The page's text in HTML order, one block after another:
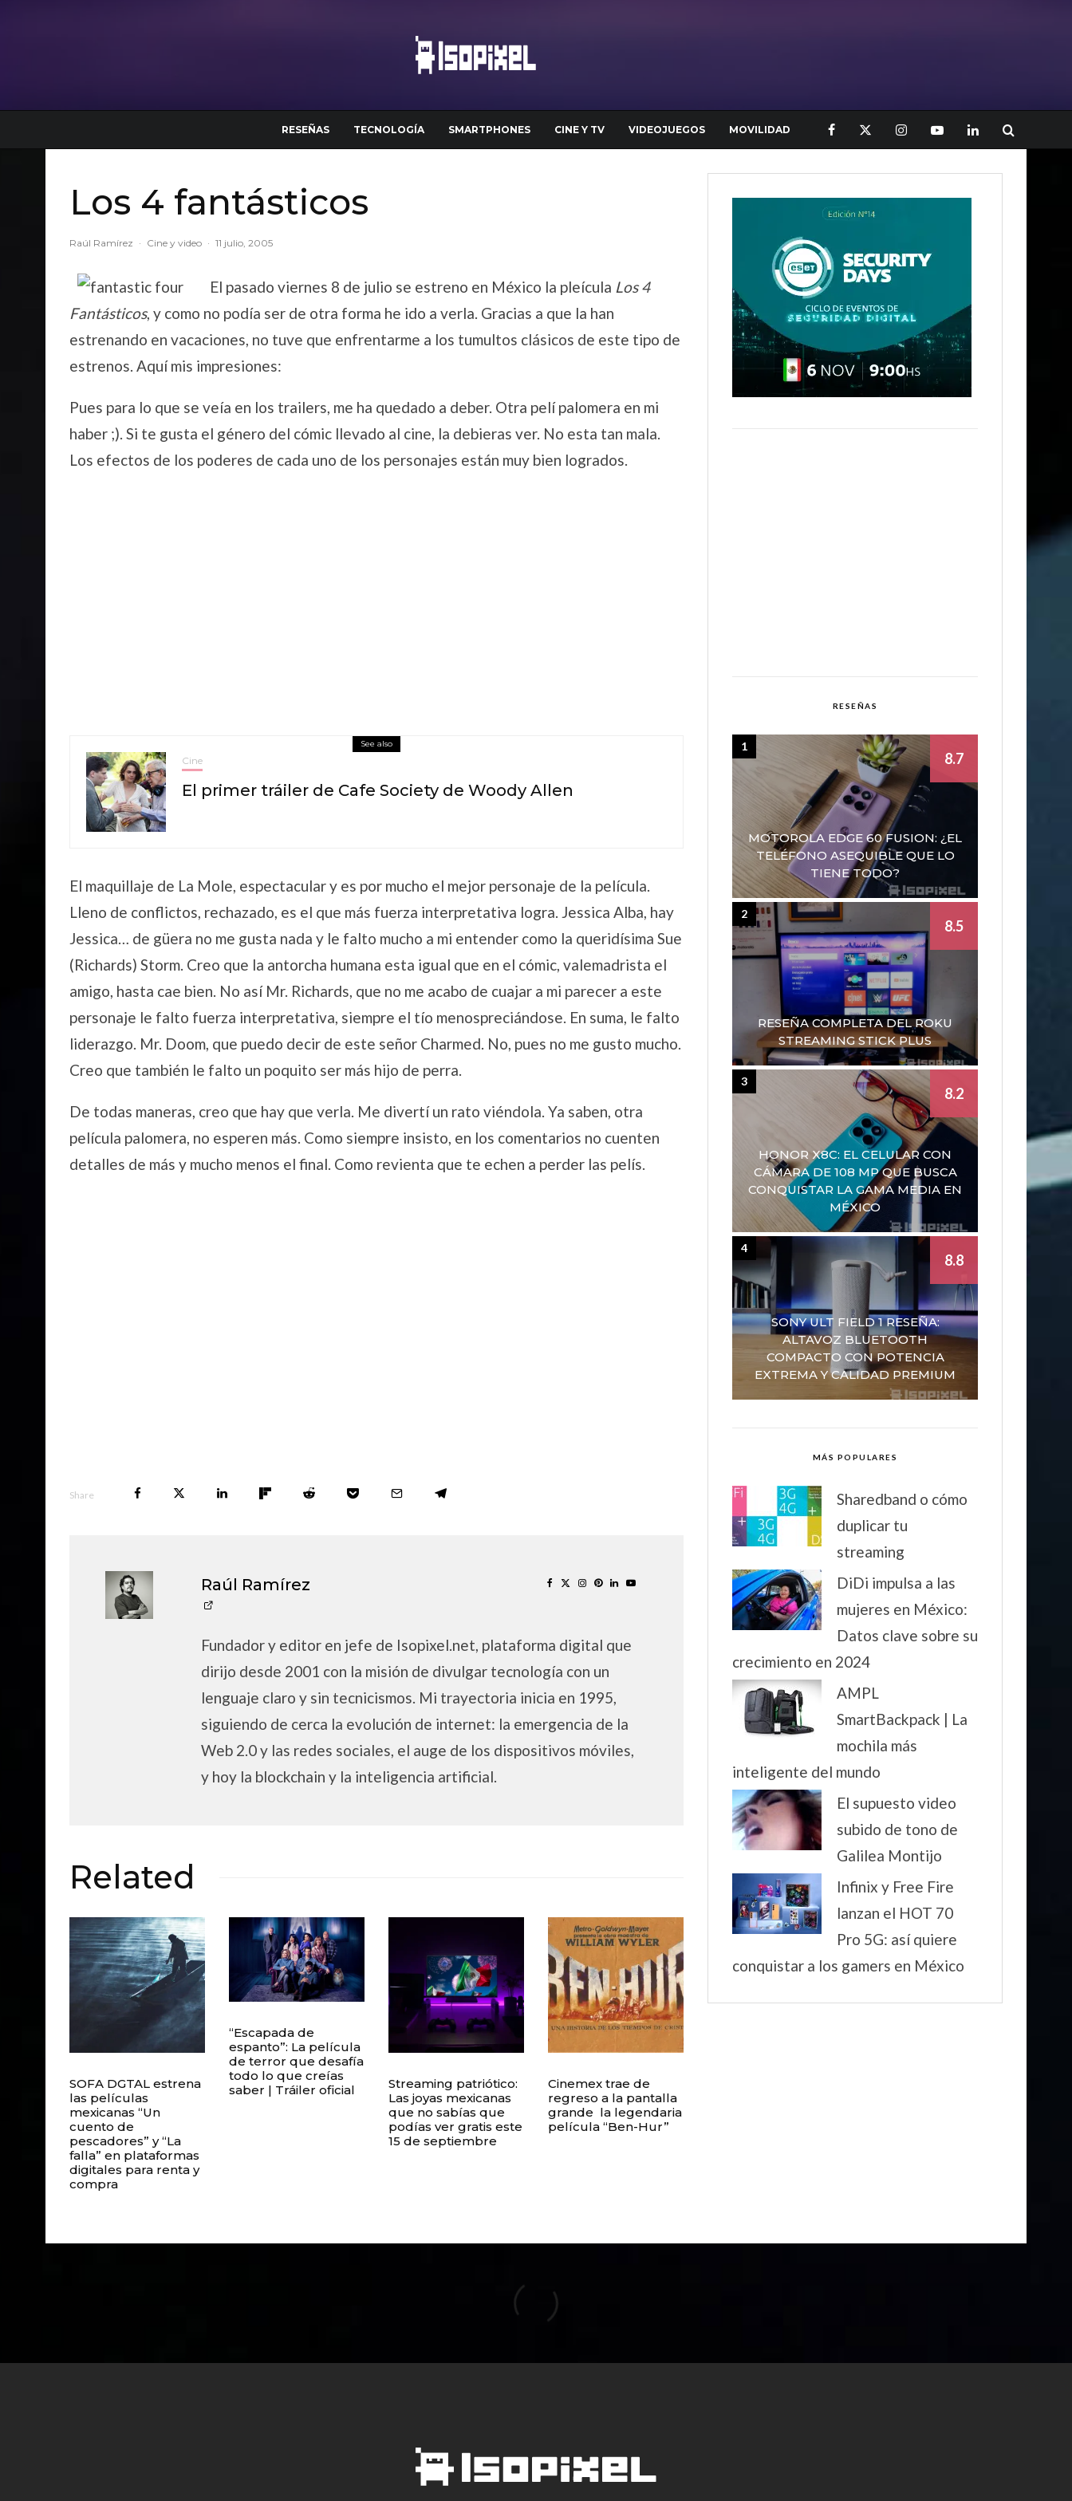
RESEÑAS TECNOLOGÍA SMARTPHONES CINE Y TV VIDEOJUEGOS MOVILIDAD
Los 4 fantásticos
Raúl Ramírez · Cine y video · 11 julio, 2005
El pasado viernes 8 de julio se estreno en México la pleícula Los 4
Fantásticos, y como no podía ser de otra forma he ido a verla. Gracias a que la han
estrenando en vacaciones, no tuve que enfrentarme a los tumultos clásicos de este tipo de
estrenos. Aquí mis impresiones:
Pues para lo que se veía en los trailers, me ha quedado a deber. Otra pelí palomera en mi
haber ;). Si te gusta el género del cómic llevado al cine, la debieras ver. No esta tan mala.
Los efectos de los poderes de cada uno de los personajes están muy bien logrados.
See also
Cine
El primer tráiler de Cafe Society de Woody Allen
El maquillaje de La Mole, espectacular y es por mucho el mejor personaje de la película.
Lleno de conflictos, rechazado, es el que más fuerza interpretativa logra. Jessica Alba, hay
Jessica… de güera no me gusta nada y le falto mucho a mi entender como la queridísima Sue
(Richards) Storm. Creo que la antorcha humana esta igual que en el cómic, valemadrista el
amigo, hasta cae bien. No así Mr. Richards, que no me acabo de cuajar a mi parecer a este
personaje le falto fuerza interpretativa, siempre el tío menospreciándose. En suma, le falto
liderazgo. Mr. Doom, que puedo decir de este señor Charmed. No, pues no me gusto mucho.
Creo que también le falto un poquito ser más hijo de perra.
De todas maneras, creo que hay que verla. Me divertí un rato viéndola. Ya saben, otra
película palomera, no esperen más. Como siempre insisto, en los comentarios no cuenten
detalles de más y mucho menos el final. Como revienta que te echen a perder las pelís.
Share
Raúl Ramírez
Fundador y editor en jefe de Isopixel.net, plataforma digital que
dirijo desde 2001 con la misión de divulgar tecnología con un
lenguaje claro y sin tecnicismos. Mi trayectoria inicia en 1995,
siguiendo de cerca la evolución de internet: la emergencia de la
Web 2.0 y las redes sociales, el auge de los dispositivos móviles,
y hoy la blockchain y la inteligencia artificial.
Related
SOFA DGTAL estrena
las películas
mexicanas “Un
cuento de
pescadores” y “La
falla” en plataformas
digitales para renta y
compra
“Escapada de
espanto”: La película
de terror que desafía
todo lo que creías
saber | Tráiler oficial
Streaming patriótico:
Las joyas mexicanas
que no sabías que
podías ver gratis este
15 de septiembre
Cinemex trae de
regreso a la pantalla
grande la legendaria
película “Ben-Hur”
RESEÑAS
MOTOROLA EDGE 60 FUSION: ¿EL
TELÉFONO ASEQUIBLE QUE LO
TIENE TODO?
8.7
1
RESEÑA COMPLETA DEL ROKU
STREAMING STICK PLUS
8.5
2
HONOR X8C: EL CELULAR CON
CÁMARA DE 108 MP QUE BUSCA
CONQUISTAR LA GAMA MEDIA EN
MÉXICO
8.2
3
SONY ULT FIELD 1 RESEÑA:
ALTAVOZ BLUETOOTH
COMPACTO CON POTENCIA
EXTREMA Y CALIDAD PREMIUM
8.8
4
MÁS POPULARES
Sharedband o cómo
duplicar tu
streaming
DiDi impulsa a las
mujeres en México:
Datos clave sobre su
crecimiento en 2024
AMPL
SmartBackpack | La
mochila más
inteligente del mundo
El supuesto video
subido de tono de
Galilea Montijo
Infinix y Free Fire
lanzan el HOT 70
Pro 5G: así quiere
conquistar a los gamers en México